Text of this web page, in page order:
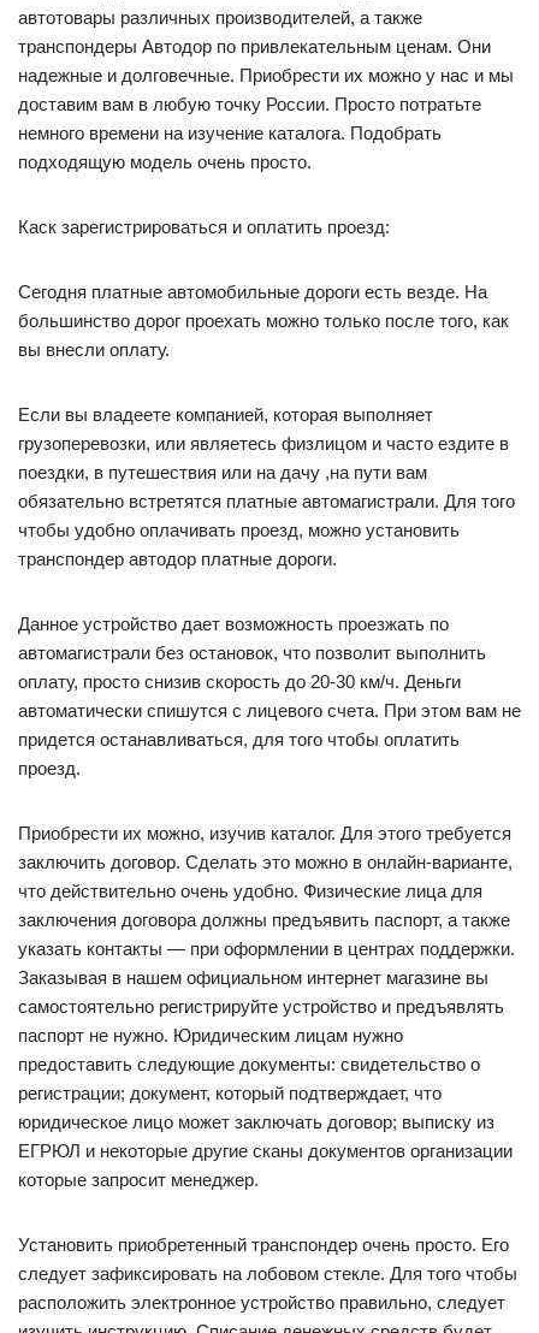
автотовары различных производителей, а также
транспондеры Автодор по привлекательным ценам. Они
надежные и долговечные. Приобрести их можно у нас и мы
доставим вам в любую точку России. Просто потратьте
немного времени на изучение каталога. Подобрать
подходящую модель очень просто.
Каск зарегистрироваться и оплатить проезд:
Сегодня платные автомобильные дороги есть везде. На
большинство дорог проехать можно только после того, как
вы внесли оплату.
Если вы владеете компанией, которая выполняет
грузоперевозки, или являетесь физлицом и часто ездите в
поездки, в путешествия или на дачу ,на пути вам
обязательно встретятся платные автомагистрали. Для того
чтобы удобно оплачивать проезд, можно установить
транспондер автодор платные дороги.
Данное устройство дает возможность проезжать по
автомагистрали без остановок, что позволит выполнить
оплату, просто снизив скорость до 20-30 км/ч. Деньги
автоматически спишутся с лицевого счета. При этом вам не
придется останавливаться, для того чтобы оплатить
проезд.
Приобрести их можно, изучив каталог. Для этого требуется
заключить договор. Сделать это можно в онлайн-варианте,
что действительно очень удобно. Физические лица для
заключения договора должны предъявить паспорт, а также
указать контакты — при оформлении в центрах поддержки.
Заказывая в нашем официальном интернет магазине вы
самостоятельно регистрируйте устройство и предъявлять
паспорт не нужно. Юридическим лицам нужно
предоставить следующие документы: свидетельство о
регистрации; документ, который подтверждает, что
юридическое лицо может заключать договор; выписку из
ЕГРЮЛ и некоторые другие сканы документов организации
которые запросит менеджер.
Установить приобретенный транспондер очень просто. Его
следует зафиксировать на лобовом стекле. Для того чтобы
расположить электронное устройство правильно, следует